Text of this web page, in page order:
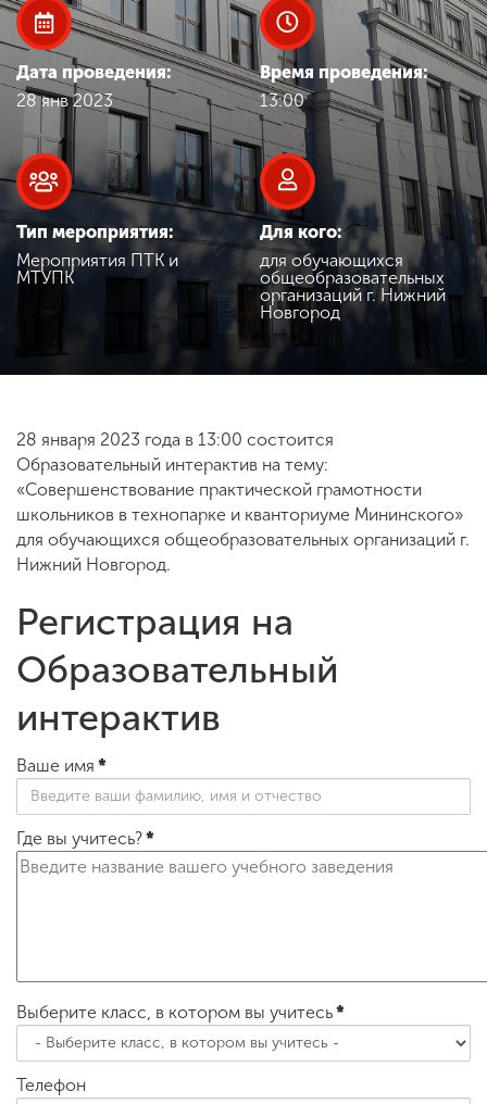
Наука
Международная
деятельность
Другие виды
деятельности
Студенческая жизнь
Сведения об
образовательной
организации
ENG
Приемная
комиссия
Дата проведения:
28 янв 2023
Время проведения:
13:00
Тип мероприятия:
Мероприятия ПТК и
МТУПК
Для кого:
для обучающихся
общеобразовательных
организаций г. Нижний
Новгород
28 января 2023 года в 13:00 состоится
Образовательный интерактив на тему:
«Совершенствование практической грамотности
школьников в технопарке и кванториуме Мининского»
для обучающихся общеобразовательных организаций г.
Нижний Новгород.
Регистрация на
Образовательный
интерактив
Ваше имя *
Где вы учитесь?*
Выберите класс, в котором вы учитесь*
Телефон